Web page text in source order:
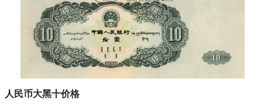
人民币大黑十价格